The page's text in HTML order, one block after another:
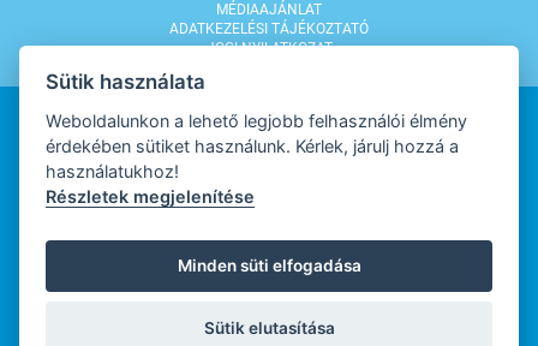
MÉDIAAJÁNLAT
ADATKEZELÉSI TÁJÉKOZTATÓ
JOGI NYILATKOZAT
WEBDESIGN
WEBFEJLESZTŐ
Sütik használata
Weboldalunkon a lehető legjobb felhasználói élmény
érdekében sütiket használunk. Kérlek, járulj hozzá a
használatukhoz!
Részletek megjelenítése
Minden süti elfogadása
Sütik elutasítása